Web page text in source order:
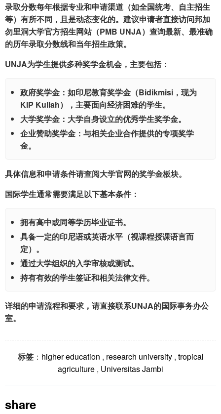
录取分数每年根据专业和申请渠道（如全国统考、自主招生
等）有所不同，且是动态变化的。建议申请者直接访问邦加
勿里洞大学官方招生网站（PMB UNJA）查询最新、最准确
的历年录取分数线和当年招生政策。
UNJA为学生提供多种奖学金机会，主要包括：
政府奖学金： 如印尼教育奖学金（Bidikmisi，现为
KIP Kuliah），主要面向经济困难的学生。
大学奖学金： 大学自身设立的优秀学生奖学金。
企业赞助奖学金： 与相关企业合作提供的专项奖学
金。
具体信息和申请条件请查阅大学官网的奖学金板块。
国际学生通常需要满足以下基本条件：
拥有高中或同等学历毕业证书。
具备一定的印尼语或英语水平（视课程授课语言而
定）。
通过大学组织的入学审核或测试。
持有有效的学生签证和相关法律文件。
详细的申请流程和要求，请直接联系UNJA的国际事务办公
室。
标签： higher education , research university, tropical
agriculture , Universitas Jambi
share